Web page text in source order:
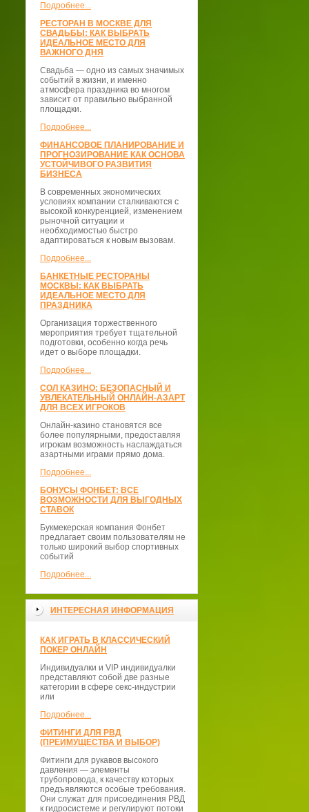
Подробнее...
РЕСТОРАН В МОСКВЕ ДЛЯ
СВАДЬБЫ: КАК ВЫБРАТЬ
ИДЕАЛЬНОЕ МЕСТО ДЛЯ
ВАЖНОГО ДНЯ
Свадьба — одно из самых значимых
событий в жизни, и именно
атмосфера праздника во многом
зависит от правильно выбранной
площадки.
Подробнее...
ФИНАНСОВОЕ ПЛАНИРОВАНИЕ И
ПРОГНОЗИРОВАНИЕ КАК ОСНОВА
УСТОЙЧИВОГО РАЗВИТИЯ
БИЗНЕСА
В современных экономических
условиях компании сталкиваются с
высокой конкуренцией, изменением
рыночной ситуации и
необходимостью быстро
адаптироваться к новым вызовам.
Подробнее...
БАНКЕТНЫЕ РЕСТОРАНЫ
МОСКВЫ: КАК ВЫБРАТЬ
ИДЕАЛЬНОЕ МЕСТО ДЛЯ
ПРАЗДНИКА
Организация торжественного
мероприятия требует тщательной
подготовки, особенно когда речь
идет о выборе площадки.
Подробнее...
СОЛ КАЗИНО: БЕЗОПАСНЫЙ И
УВЛЕКАТЕЛЬНЫЙ ОНЛАЙН-АЗАРТ
ДЛЯ ВСЕХ ИГРОКОВ
Онлайн-казино становятся все
более популярными, предоставляя
игрокам возможность наслаждаться
азартными играми прямо дома.
Подробнее...
БОНУСЫ ФОНБЕТ: ВСЕ
ВОЗМОЖНОСТИ ДЛЯ ВЫГОДНЫХ
СТАВОК
Букмекерская компания Фонбет
предлагает своим пользователям не
только широкий выбор спортивных
событий
Подробнее...
ИНТЕРЕСНАЯ ИНФОРМАЦИЯ
КАК ИГРАТЬ В КЛАССИЧЕСКИЙ
ПОКЕР ОНЛАЙН
Индивидуалки и VIP индивидуалки
представляют собой две разные
категории в сфере секс-индустрии
или
Подробнее...
ФИТИНГИ ДЛЯ РВД
(ПРЕИМУЩЕСТВА И ВЫБОР)
Фитинги для рукавов высокого
давления — элементы
трубопровода, к качеству которых
предъявляются особые требования.
Они служат для присоединения РВД
к гидросистеме и регулируют потоки